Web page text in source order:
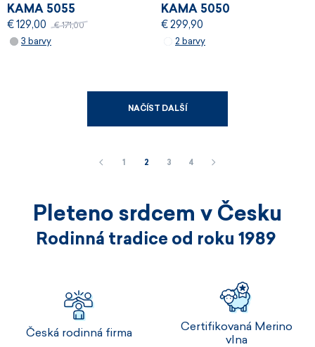
KAMA 5055
€ 129,00 € 171,00
3 barvy
KAMA 5050
WINDSTOPPER®
€ 299,90
2 barvy
NAČÍST DALŠÍ
1 2 3 4
Pleteno srdcem v Česku
Rodinná tradice od roku 1989
Česká rodinná firma
Certifikovaná Merino
vlna